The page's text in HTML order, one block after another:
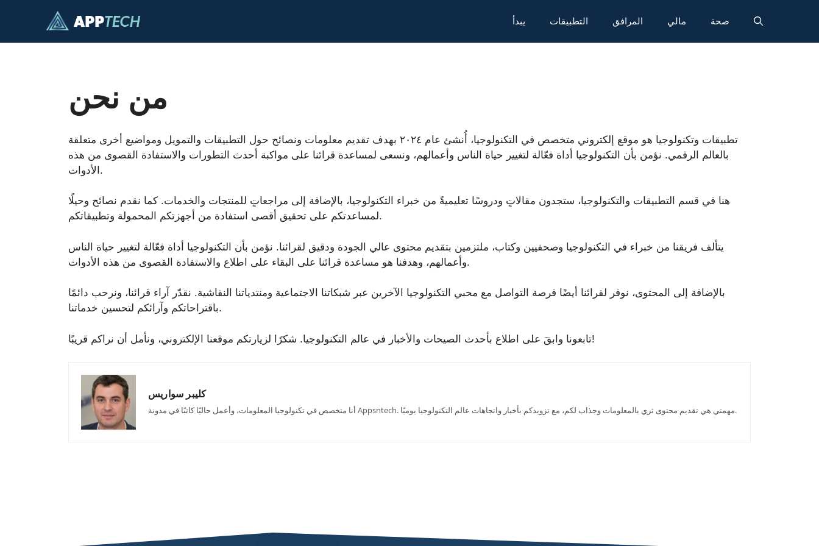
يبدأ التطبيقات المرافق مالي صحة
من نحن
تطبيقات وتكنولوجيا هو موقع إلكتروني متخصص في التكنولوجيا، أُنشئ عام ٢٠٢٤ بهدف تقديم معلومات ونصائح حول التطبيقات والتمويل ومواضيع أخرى متعلقة
بالعالم الرقمي. نؤمن بأن التكنولوجيا أداة فعّالة لتغيير حياة الناس وأعمالهم، ونسعى لمساعدة قرائنا على مواكبة أحدث التطورات والاستفادة القصوى من هذه
الأدوات.
هنا في قسم التطبيقات والتكنولوجيا، ستجدون مقالاتٍ ودروسًا تعليميةً من خبراء التكنولوجيا، بالإضافة إلى مراجعاتٍ للمنتجات والخدمات. كما نقدم نصائح وحيلًا
لمساعدتكم على تحقيق أقصى استفادة من أجهزتكم المحمولة وتطبيقاتكم.
يتألف فريقنا من خبراء في التكنولوجيا وصحفيين وكتاب، ملتزمين بتقديم محتوى عالي الجودة ودقيق لقرائنا. نؤمن بأن التكنولوجيا أداة فعّالة لتغيير حياة الناس
وأعمالهم، وهدفنا هو مساعدة قرائنا على البقاء على اطلاع والاستفادة القصوى من هذه الأدوات.
بالإضافة إلى المحتوى، نوفر لقرائنا أيضًا فرصة التواصل مع محبي التكنولوجيا الآخرين عبر شبكاتنا الاجتماعية ومنتدياتنا النقاشية. نقدّر آراء قرائنا، ونرحب دائمًا
باقتراحاتكم وآرائكم لتحسين خدماتنا.
تابعونا وابقَ على اطلاع بأحدث الصيحات والأخبار في عالم التكنولوجيا. شكرًا لزيارتكم موقعنا الإلكتروني، ونأمل أن نراكم قريبًا!
كليبر سواريس
أنا متخصص في تكنولوجيا المعلومات، وأعمل حاليًا كاتبًا في مدونة Appsntech. مهمتي هي تقديم محتوى ثري بالمعلومات وجذاب لكم، مع تزويدكم بأخبار واتجاهات عالم التكنولوجيا يوميًا.